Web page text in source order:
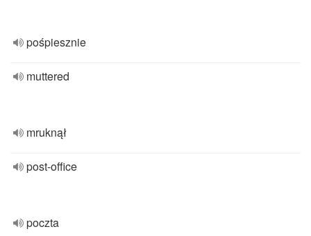
pośpiesznie
muttered
mruknął
post-office
poczta